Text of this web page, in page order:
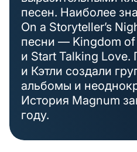
песен. Наиболее
On a Storyteller’s
песни — Kingdom of
и Start Talking Love.
и Кэтли создали
альбомы и
История Magnum
году.